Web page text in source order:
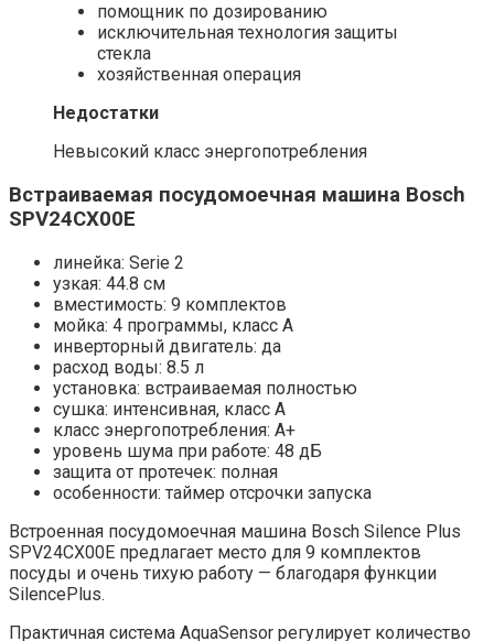
помощник по дозированию
исключительная технология защиты
стекла
хозяйственная операция
Недостатки
Невысокий класс энергопотребления
Встраиваемая посудомоечная машина Bosch
SPV24CX00E
линейка: Serie 2
узкая: 44.8 см
вместимость: 9 комплектов
мойка: 4 программы, класс A
инверторный двигатель: да
расход воды: 8.5 л
установка: встраиваемая полностью
сушка: интенсивная, класс A
класс энергопотребления: A+
уровень шума при работе: 48 дБ
защита от протечек: полная
особенности: таймер отсрочки запуска
Встроенная посудомоечная машина Bosch Silence Plus
SPV24CX00E предлагает место для 9 комплектов
посуды и очень тихую работу — благодаря функции
SilencePlus.
Практичная система AquaSensor регулирует количество